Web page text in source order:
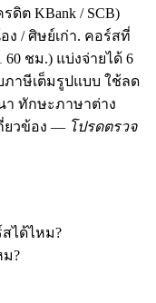
ดิต KBank / SCB)
ง / ศิษย์เก่า. คอร์สที่
60 ชม.) แบ่งจ่ายได้ 6
ภาษีเต็มรูปแบบ ใช้ลด
ทักษะภาษาต่าง
ยวข้อง — โปรดตรวจ
ได้ไหม?
ม?